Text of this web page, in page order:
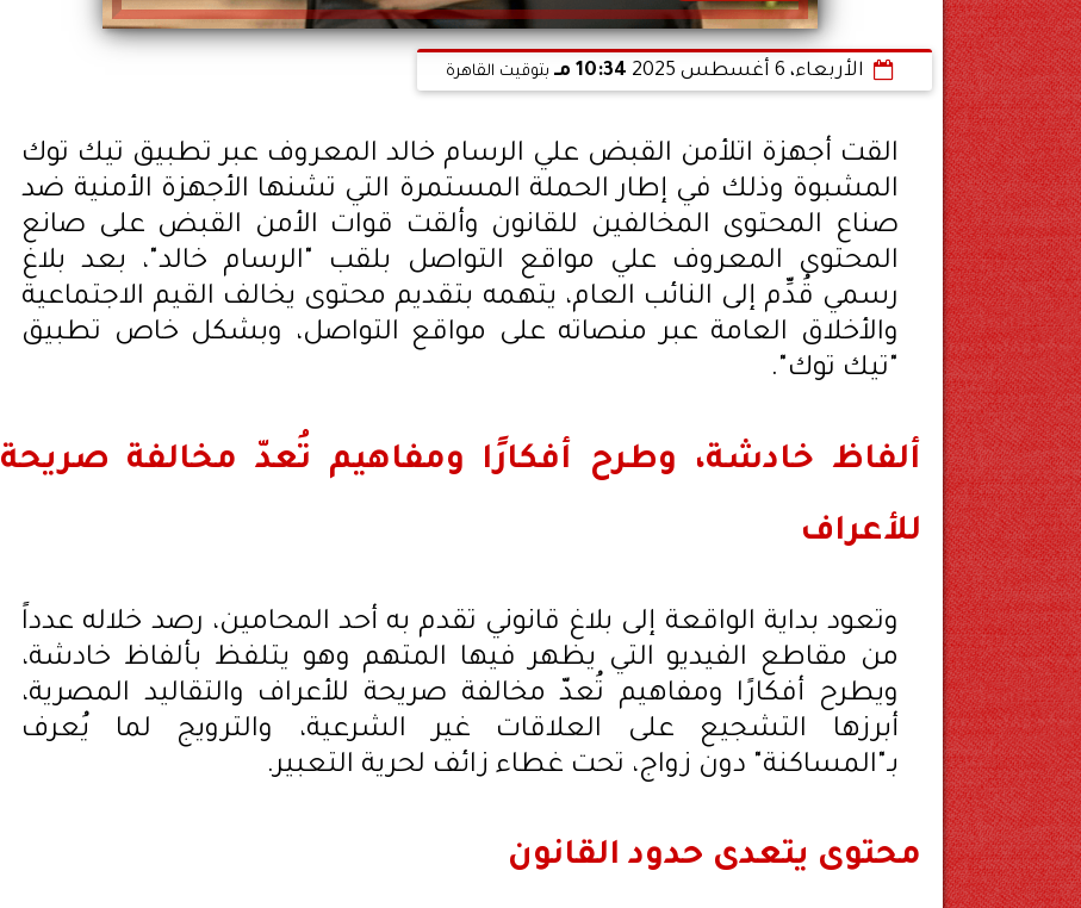
الأربعاء، 6 أغسطس 2025 10:34 مـ بتوقيت القاهرة
القت أجهزة اتلأمن القبض علي الرسام خالد المعروف عبر تطبيق تيك توك
المشبوة وذلك في إطار الحملة المستمرة التي تشنها الأجهزة الأمنية ضد
صناع المحتوى المخالفين للقانون وألقت قوات الأمن القبض على صانع
المحتوى المعروف علي مواقع التواصل بلقب "الرسام خالد"، بعد بلاغ
رسمي قُدِّم إلى النائب العام، يتهمه بتقديم محتوى يخالف القيم الاجتماعية
والأخلاق العامة عبر منصاته على مواقع التواصل، وبشكل خاص تطبيق
"تيك توك".
ألفاظ خادشة، وطرح أفكارًا ومفاهيم تُعدّ مخالفة صريحة
للأعراف
وتعود بداية الواقعة إلى بلاغ قانوني تقدم به أحد المحامين، رصد خلاله عدداً
من مقاطع الفيديو التي يظهر فيها المتهم وهو يتلفظ بألفاظ خادشة،
ويطرح أفكارًا ومفاهيم تُعدّ مخالفة صريحة للأعراف والتقاليد المصرية،
أبرزها التشجيع على العلاقات غير الشرعية، والترويج لما يُعرف
بـ"المساكنة" دون زواج، تحت غطاء زائف لحرية التعبير.
محتوى يتعدى حدود القانون